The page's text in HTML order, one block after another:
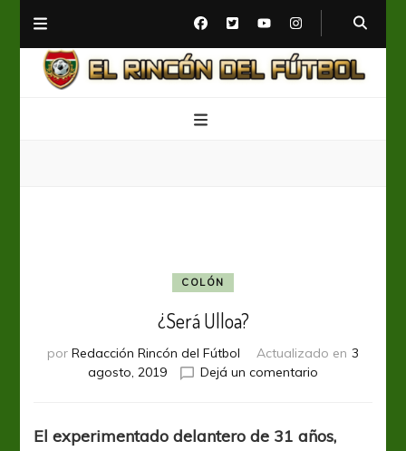
COLÓN
¿Será Ulloa?
por Redacción Rincón del Fútbol Actualizado en 3
agosto, 2019
Dejá un comentario
El experimentado delantero de 31 años,